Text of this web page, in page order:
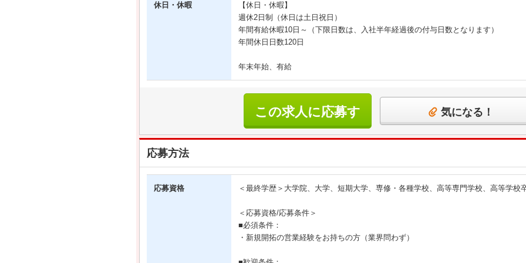
休日・休暇
【休日・休暇】
週休2日制（休日は土日祝日）
年間有給休暇10日～（下限日数は、入社半年経過後の付与日数となります）
年間休日日数120日
年末年始、有給
この求人に応募す
る
気になる！
応募方法
応募資格 ＜最終学歴＞大学院、大学、短期大学、専修・各種学校、高等専門学校、高等学校
＜応募資格/応募条件＞
■必須条件：
・新規開拓の営業経験をお持ちの方（業界問わず）